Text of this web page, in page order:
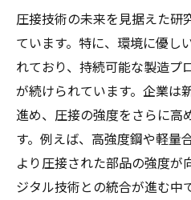
圧接技術の未来を見据えた研
ています。特に、環境に優し
れており、持続可能な製造プ
が続けられています。企業は
進め、圧接の強度をさらに高
す。例えば、高強度鋼や軽量
より圧接された部品の強度が
ジタル技術との統合が進む中